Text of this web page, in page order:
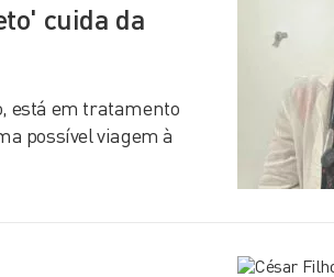
cuida da
está em tratamento
possível viagem à